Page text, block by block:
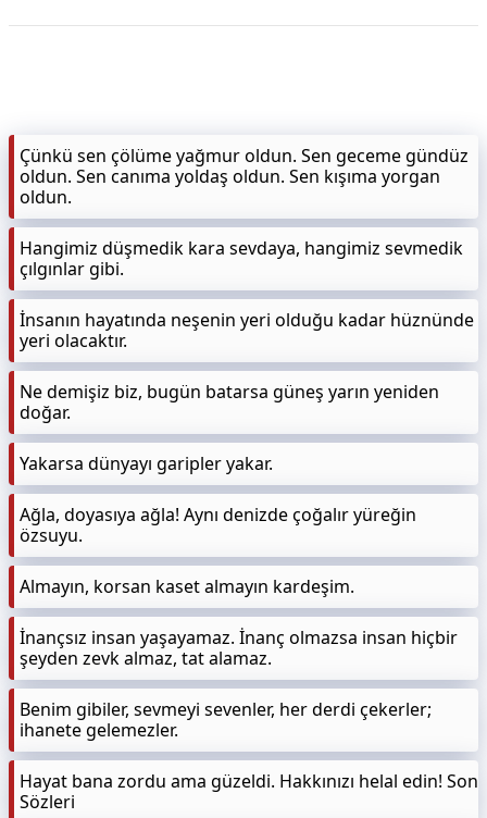
Çünkü sen çölüme yağmur oldun. Sen geceme gündüz
oldun. Sen canıma yoldaş oldun. Sen kışıma yorgan
oldun.
Hangimiz düşmedik kara sevdaya, hangimiz sevmedik
çılgınlar gibi.
İnsanın hayatında neşenin yeri olduğu kadar hüznünde
yeri olacaktır.
Ne demişiz biz, bugün batarsa güneş yarın yeniden
doğar.
Yakarsa dünyayı garipler yakar.
Ağla, doyasıya ağla! Aynı denizde çoğalır yüreğin
özsuyu.
Almayın, korsan kaset almayın kardeşim.
İnançsız insan yaşayamaz. İnanç olmazsa insan hiçbir
şeyden zevk almaz, tat alamaz.
Benim gibiler, sevmeyi sevenler, her derdi çekerler;
ihanete gelemezler.
Hayat bana zordu ama güzeldi. Hakkınızı helal edin! Son
Sözleri